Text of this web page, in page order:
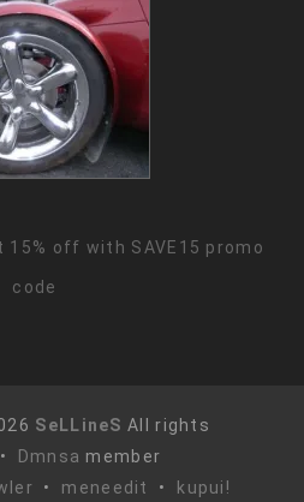
SeLLineS All rights
Dmnsa member
• meneedit • kupui!